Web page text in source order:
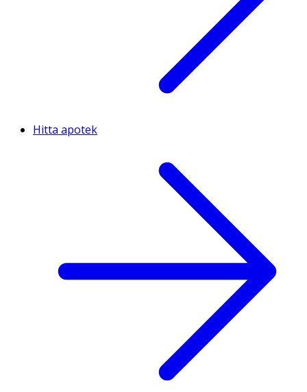
Hitta apotek